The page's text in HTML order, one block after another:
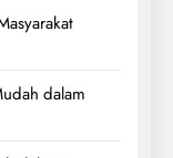
dalam